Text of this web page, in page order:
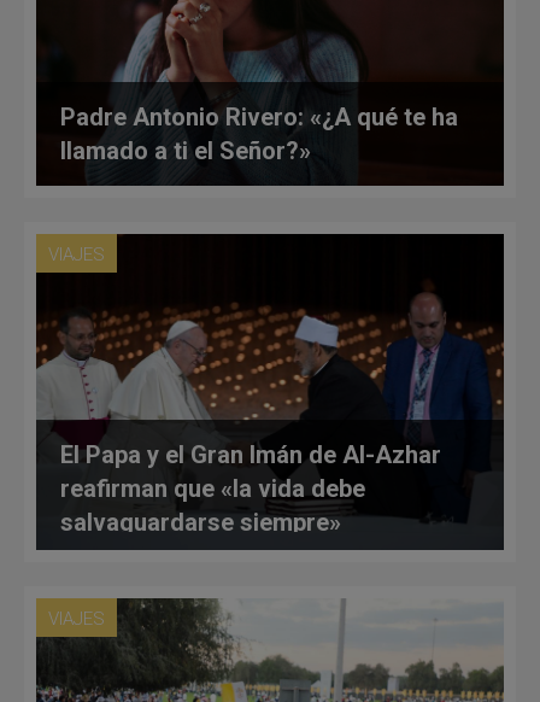
Padre Antonio Rivero: «¿A qué te ha
llamado a ti el Señor?»
VIAJES
El Papa y el Gran Imán de Al-Azhar
reafirman que «la vida debe
salvaguardarse siempre»
VIAJES